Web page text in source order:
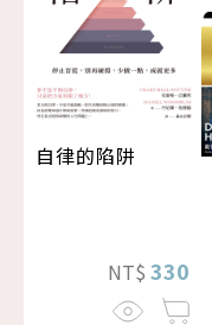
自律的陷阱
NT$ 330